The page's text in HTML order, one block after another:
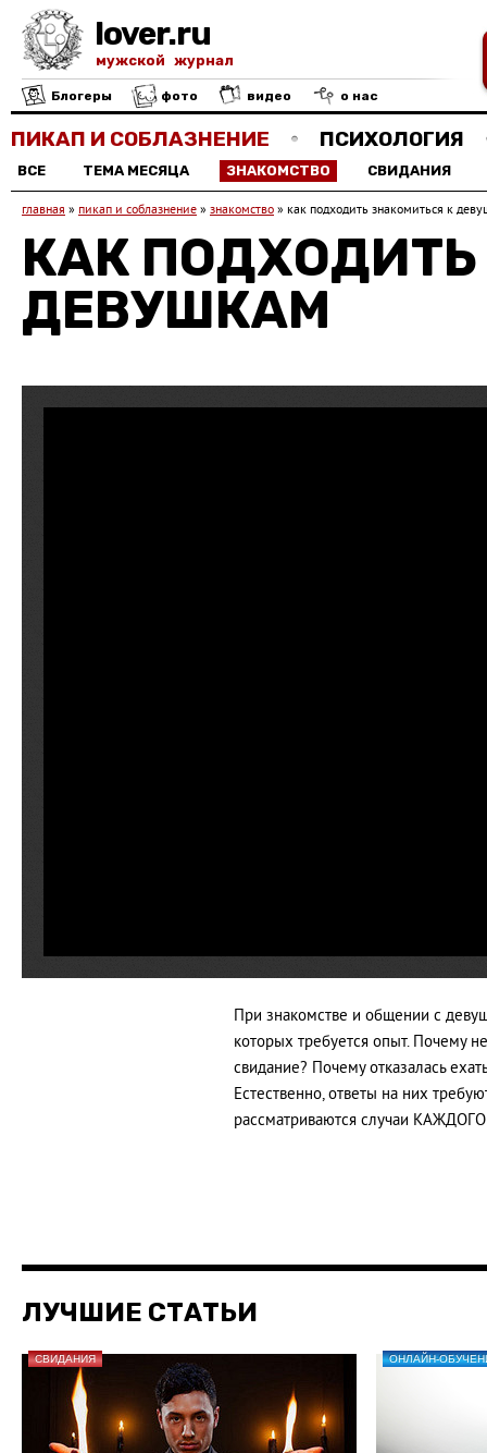
lover.ru
мужской журнал
Блогеры фото видео о нас
ПИКАП И СОБЛАЗНЕНИЕ ПСИХОЛОГИЯ
ВСЕ ТЕМА МЕСЯЦА ЗНАКОМСТВО СВИДАНИЯ
главная » пикап и соблазнение » знакомство » как подходить знакомиться к
КАК
ДЕВУШКАМ
При знакомстве и общении с
которых требуется опыт. Почему
свидание? Почему отказалась
Естественно, ответы на них
рассматриваются случаи
ЛУЧШИЕ СТАТЬИ
СВИДАНИЯ ОНЛАЙН-